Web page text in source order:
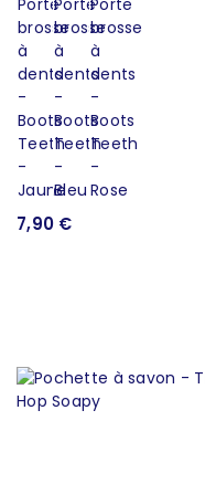
7,90 €